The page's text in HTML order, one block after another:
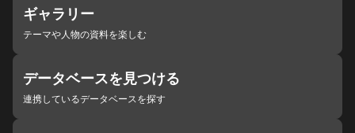
ギャラリー
テーマや人物の資料を楽しむ
データベースを見つける
連携しているデータベースを探す